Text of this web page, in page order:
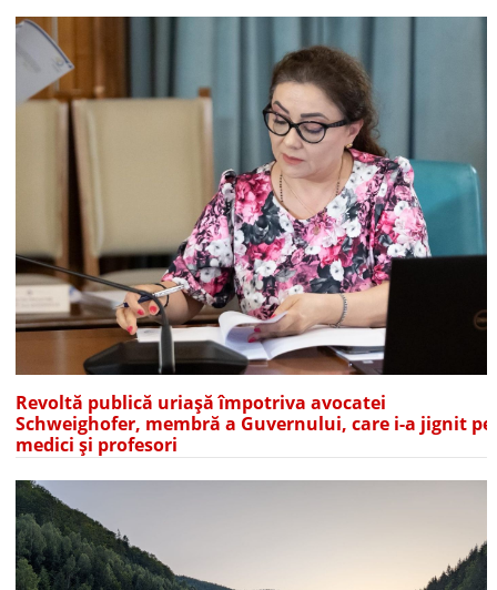
Revoltă publică uriașă împotriva avocatei
Schweighofer, membră a Guvernului, care i-a jignit pe
medici și profesori